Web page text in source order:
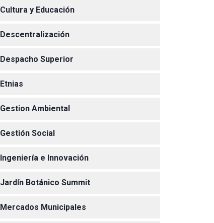
Cultura y Educación
Descentralización
Despacho Superior
Etnias
Gestion Ambiental
Gestión Social
Ingeniería e Innovación
Jardín Botánico Summit
Mercados Municipales